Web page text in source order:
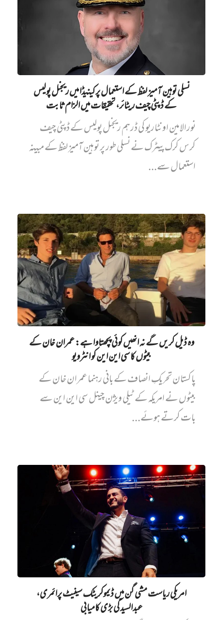
نسلی توہین آمیز لفظ کے استعمال پر کینیڈا میں ریجنل پولیس
کے ڈپٹی چیف ریٹائر، تحقیقات میں الزام ثابت
نورالامین اونٹاریو کی ڈرہم ریجنل پولیس کے ڈپٹی چیف
کرس کرک پیٹرک نے نسلی طور پر توہین آمیز لفظ کے مبینہ
استعمال سے...
وہ ڈیل کریں گے نہ انھیں کوئی پچھتاوا ہے: عمران خان کے
بیٹوں کا سی این این کو انٹرویو
پاکستان تحریکِ انصاف کے بانی رہنما عمران خان کے
بیٹوں نے امریکہ کے ٹیلی ویژن چینل سی این این سے
بات کرتے ہوئے...
امریکی ریاست مشی گن میں ڈیموکریٹک سینیٹ پرائمری،
عبدالسید کی بڑی کامیابی